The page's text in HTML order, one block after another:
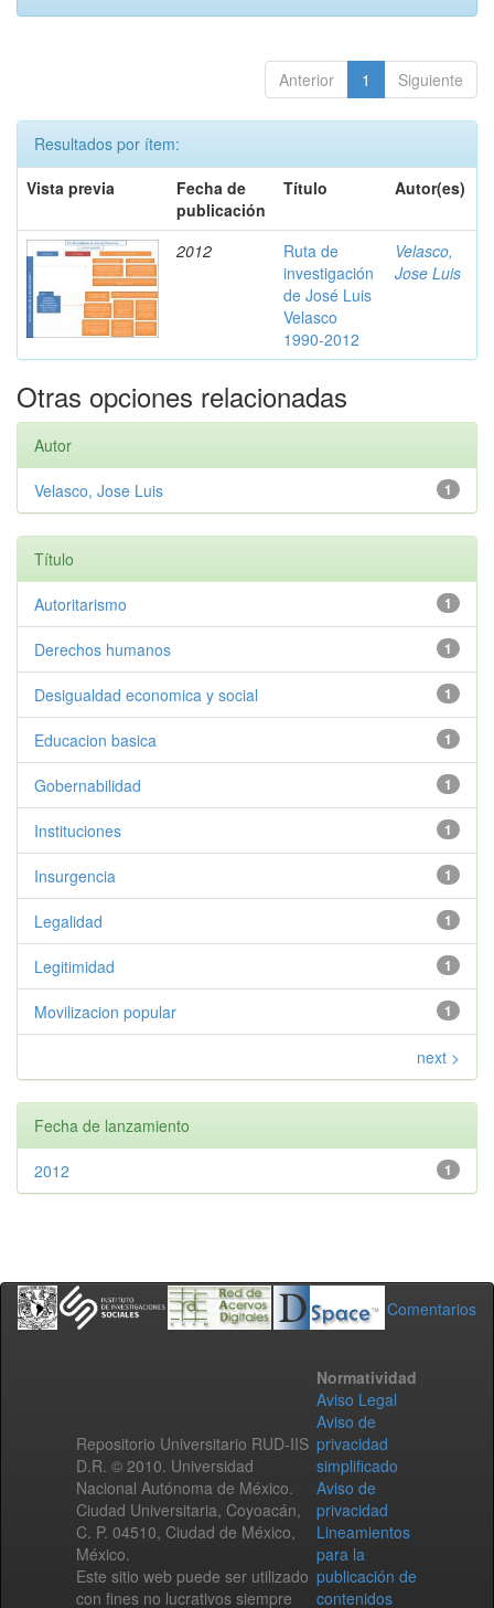
Anterior 1 Siguiente
Resultados por ítem:
Vista previa
Fecha de
publicación
Título Autor(es)
2012
Ruta de
investigación
de José Luis
Velasco
1990-2012
Velasco,
Jose Luis
Otras opciones relacionadas
Autor
1
Velasco, Jose Luis
Título
1
Autoritarismo
1
Derechos humanos
1
Desigualdad economica y social
1
Educacion basica
1
Gobernabilidad
1
Instituciones
1
Insurgencia
1
Legalidad
1
Legitimidad
1
Movilizacion popular
next >
Fecha de lanzamiento
1
2012
Comentarios
Repositorio Universitario RUD-IIS
D.R. © 2010. Universidad
Nacional Autónoma de México.
Ciudad Universitaria, Coyoacán,
C. P. 04510, Ciudad de México,
México.
Este sitio web puede ser utilizado
con fines no lucrativos siempre
Normatividad
Aviso Legal
Aviso de
privacidad
simplificado
Aviso de
privacidad
Lineamientos
para la
publicación de
contenidos